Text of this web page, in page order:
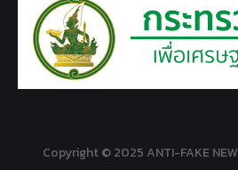
Copyright © 2025 ANTI-FAKE